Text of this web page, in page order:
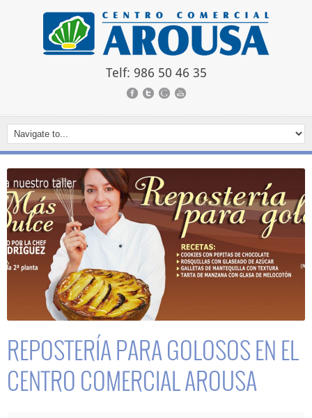
Telf: 986 50 46 35
REPOSTERÍA PARA GOLOSOS EN EL
CENTRO COMERCIAL AROUSA